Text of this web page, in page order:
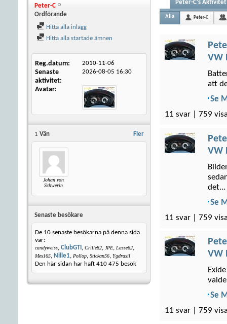
Peter-C
Ordförande
Hitta alla inlägg
Hitta alla startade ämnen
Reg.datum 2010-11-06
Senaste
aktivitet
2026-08-05 16:30
Avatar
Fler
1 Vän
Johan von
Schwerin
Senaste besökare
De 10 senaste besökarna på denna sida
var:
candyweiss, ClubGTI , Crille82, JPE, Lasse62,
Mex165, Nille1, Pollop, Stickan56, Ygdrasil
Den här sidan har haft 410 475 besök
Peter-C's Aktivitet
Alla Peter-C
VW
att
Se
11 svar | 759
VW
det...
Se
11 svar | 759
VW
Se
11 svar | 759